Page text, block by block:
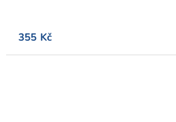
355 Kč